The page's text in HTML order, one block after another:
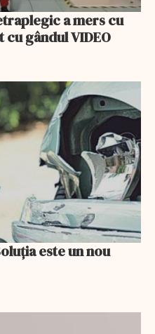
a mers cu
gândul VIDEO
este un nou